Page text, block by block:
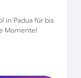
in Padua für bis
Momente!